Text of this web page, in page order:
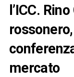
l’ICC.
mercato